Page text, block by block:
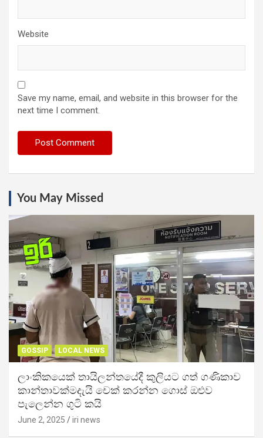
Website
Save my name, email, and website in this browser for the
next time I comment.
You May Missed
GOSSIP LOCAL NEWS
ලාංකිකයෙක් තායිලන්තයේදී කුලියට ගත් ගණිකාව
කාන්තාවක්මදැයි චෙක් කරන්න ගොස් ඔළුව
පැලෙන්න ගුටි කයි
June 2, 2025 iri news